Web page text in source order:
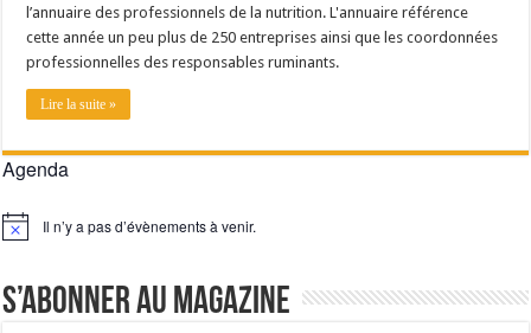
l’annuaire des professionnels de la nutrition. L'annuaire référence
cette année un peu plus de 250 entreprises ainsi que les coordonnées
professionnelles des responsables ruminants.
Lire la suite »
Agenda
Notice Il n’y a pas d’évènements à venir.
S’abonner au magazine